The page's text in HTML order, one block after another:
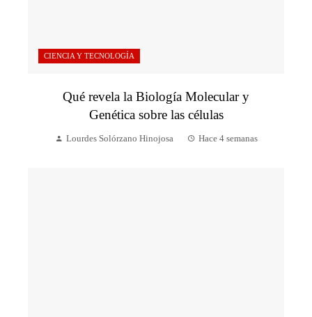
CIENCIA Y TECNOLOGÍA
Qué revela la Biología Molecular y
Genética sobre las células
Lourdes Solórzano Hinojosa Hace 4 semanas